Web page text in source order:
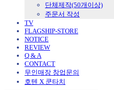
단체제작(50개이상)
주문서 작성
TV
FLAGSHIP-STORE
NOTICE
REVIEW
Q & A
CONTACT
무인매장 창업문의
호텐 X 쿤타치